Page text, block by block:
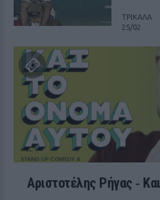
ΤΡΙΚΑΛΑ
25/02
Αριστοτέλης Ρήγας ‑